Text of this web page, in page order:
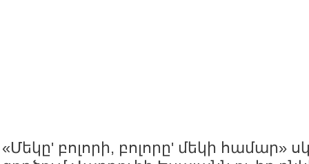
«Մեկը' բոլորի, բոլորը' մեկի համար»